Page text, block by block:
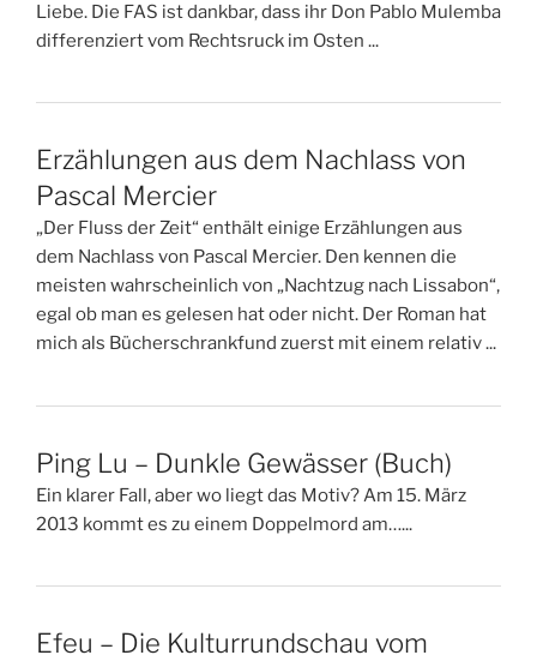
Liebe. Die FAS ist dankbar, dass ihr Don Pablo Mulemba
differenziert vom Rechtsruck im Osten ...
Erzählungen aus dem Nachlass von
Pascal Mercier
„Der Fluss der Zeit“ enthält einige Erzählungen aus
dem Nachlass von Pascal Mercier. Den kennen die
meisten wahrscheinlich von „Nachtzug nach Lissabon“,
egal ob man es gelesen hat oder nicht. Der Roman hat
mich als Bücherschrankfund zuerst mit einem relativ ...
Ping Lu – Dunkle Gewässer (Buch)
Ein klarer Fall, aber wo liegt das Motiv? Am 15. März
2013 kommt es zu einem Doppelmord am…...
Efeu – Die Kulturrundschau vom